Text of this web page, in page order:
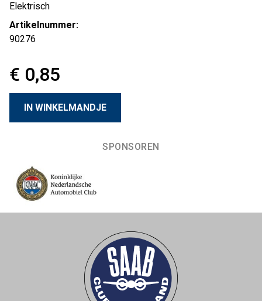
Elektrisch
Artikelnummer:
90276
€ 0,85
SPONSOREN